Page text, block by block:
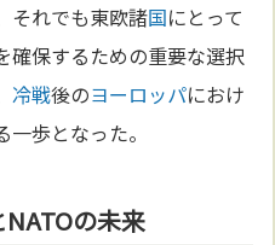
それでも東欧諸国にとって
確保するための重要な選択
冷戦後のヨーロッパにおけ
歩となった。
の未来